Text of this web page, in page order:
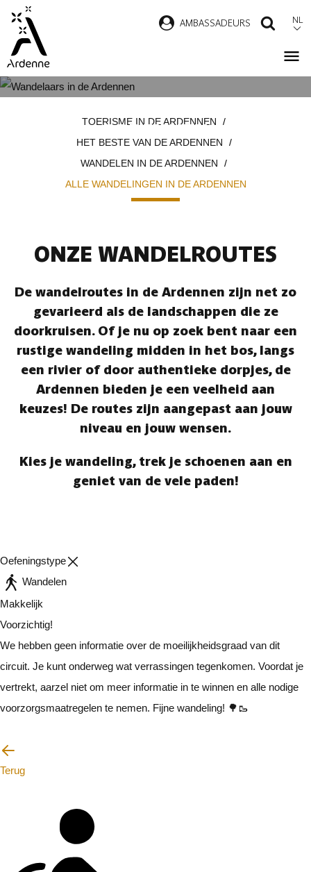
Overslaan
naar
inhoud
AMBASSADEURS NL
ARDENNEN
TOERISME IN DE ARDENNEN
HET BESTE VAN DE ARDENNEN
WANDELEN IN DE ARDENNEN
ALLE WANDELINGEN IN DE ARDENNEN
ONZE WANDELROUTES
De wandelroutes in de Ardennen zijn net zo
gevarieerd als de landschappen die ze
doorkruisen. Of je nu op zoek bent naar een
rustige wandeling midden in het bos, langs
een rivier of door authentieke dorpjes, de
Ardennen bieden je een veelheid aan
keuzes! De routes zijn aangepast aan jouw
niveau en jouw wensen.
Kies je wandeling, trek je schoenen aan en
geniet van de vele paden!
Oefeningstype
Wandelen
Makkelijk
Voorzichtig!
We hebben geen informatie over de moeilijkheidsgraad van dit
circuit. Je kunt onderweg wat verrassingen tegenkomen. Voordat je
vertrekt, aarzel niet om meer informatie in te winnen en alle nodige
voorzorgsmaatregelen te nemen. Fijne wandeling! 🌳🥾
Terug